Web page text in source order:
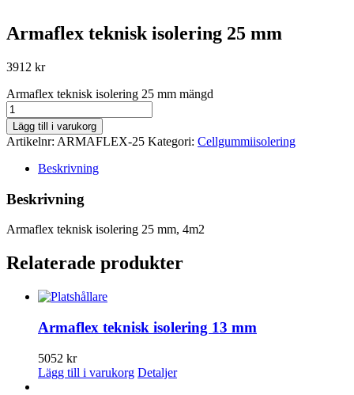
Armaflex teknisk isolering 25 mm
3912 kr
Armaflex teknisk isolering 25 mm mängd
Lägg till i varukorg
Artikelnr: ARMAFLEX-25 Kategori: Cellgummiisolering
Beskrivning
Beskrivning
Armaflex teknisk isolering 25 mm, 4m2
Relaterade produkter
Armaflex teknisk isolering 13 mm
5052 kr
Lägg till i varukorg Detaljer